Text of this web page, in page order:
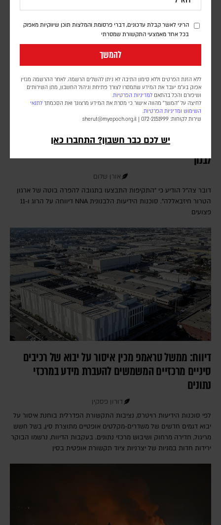
הריני לאשר קבלת עדכונים, דברי פרסומת והמלצות תוכן שיווקיות מאפוק
בכל אחד מאמצעי התקשורת שמסרתי
להמשך
ללא הזנת הפרטים וללא סימון התיבה לא ניתן להשלים הרשמה. לאחר ההרשמה מגזין
אפוק בע״מ יעבד את המידע שתמסרו לצורך פתיחת וניהול החשבון, מתן השירותים
ושיפורם והכל בהתאם למדיניות הפרטיות.
לחיצה על "המשך" מהווה אישור כי מסרת את המידע מרצונך ואת הסכמתך לתנאי
השימוש ומדיניות הפרטיות.
שירות לקוחות: 072-2151999 |
sherut@myepoch.org.il
יש לכם כבר חשבון? התחברו כאן
חיזבאללה הפר את הפסקת האש; צה"ל תקף בדרום
לבנון
אורן שלום
דובר צה"ל הודיע כי "התקיפות התבצעו בתגובה להפרה בוטה של ארגון
הטרור חיזבאללה". סוכנות הידיעות הלבנונית NNA דיווחה על הרוג ו-11
פצועים
דיווח: ממשל טראמפ מכין איסור על יבוא של רכיבים
סיניים מרכזיים המשמשים להעברת מידע במרכזי
נתונים
דורון פסקין
לפי סוכנות הידיעות רויטרס, נציבות התקשורת הפדרלית בוחנת איסור על
יבוא דגמים חדשים של משדרים-מקלטים אופטיים מתוצרת סין, בשל חשש
מריגול, חדירה מרחוק ושיבוש מרכזי נתונים. בעקבות הדיווח, נרשמו הבוקר
ירידות חדות במניות של יצרניות ציוד תקשורת אופטית בסין